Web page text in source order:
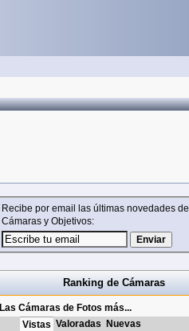
Recibe por email las últimas novedades de
Cámaras y Objetivos:
Ranking de Cámaras
Las Cámaras de Fotos más...
Vistas Valoradas Nuevas